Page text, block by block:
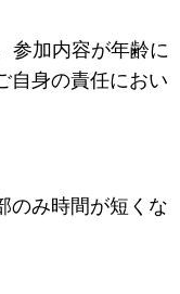
参加内容が年齢に
自身の責任におい
のみ時間が短くな